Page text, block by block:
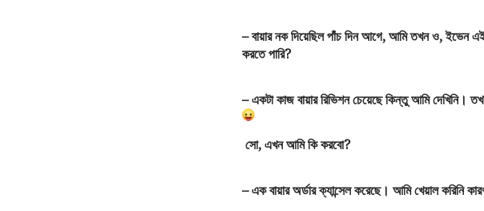
– বায়ার নক দিয়েছিল পাঁচ দিন আগে, আমি তখন ও, ইভেন
করতে পারি?
– একটা কাজ বায়ার রিভিশন চেয়েছে কিন্তু আমি দেখিনি।
সো, এখন আমি কি করবো?
– এক বায়ার অর্ডার ক্যান্সেল করেছে। আমি খেয়াল করিনি